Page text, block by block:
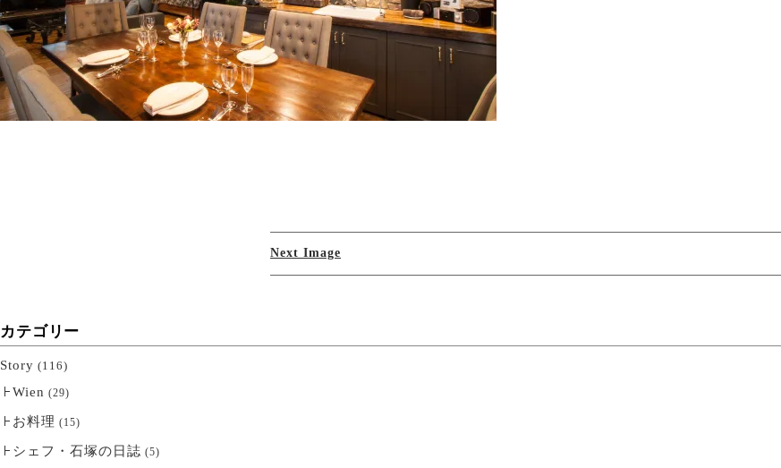
Next Image
カテゴリー
Story (116)
Wien (29)
お料理 (15)
シェフ・石塚の日誌 (5)